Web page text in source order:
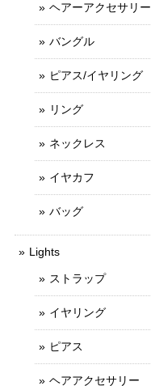
ヘアーアクセサリー
バングル
ピアス/イヤリング
リング
ネックレス
イヤカフ
バッグ
Lights
ストラップ
イヤリング
ピアス
ヘアアクセサリー